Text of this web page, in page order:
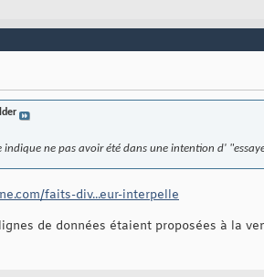
indique ne pas avoir été dans une intention d'
faits-div...eur-interpelle
de données étaient proposées à la